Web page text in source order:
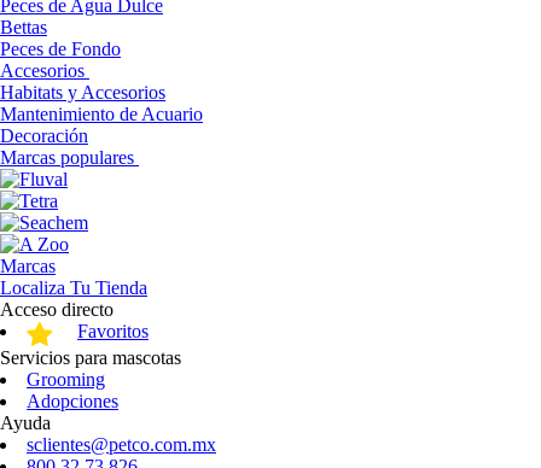
Peces de Agua Dulce
Bettas
Peces de Fondo
Accesorios
Habitats y Accesorios
Mantenimiento de Acuario
Decoración
Marcas populares
Marcas
Localiza Tu Tienda
Acceso directo
Favoritos
Servicios para mascotas
Grooming
Adopciones
Ayuda
sclientes@petco.com.mx